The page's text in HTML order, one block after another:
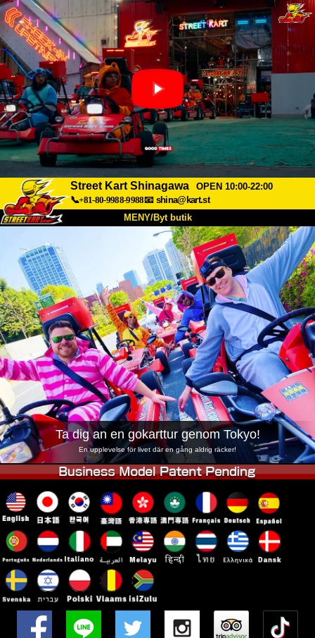
Street Kart Shinagawa
OPEN 10:00-22:00
📞+81-80-9988-9988📧 shina@kart.st
MENY/Byt butik
HEM
Om oss Specifikationer Pris
Hitta hit Röster FAQ
Företag Boka
Byt butik
Tokyo Shinagawa Tokyo Akihabara#1
Tokyo Akihabara#2 Tokyo Shibuya
Tokyo Shibuya Annex Tokyo Bay
Tokyo Asakusa Osaka
Okinawa
Ta dig an en gokarttur genom Tokyo!
En upplevelse för livet där en gång aldrig räcker!